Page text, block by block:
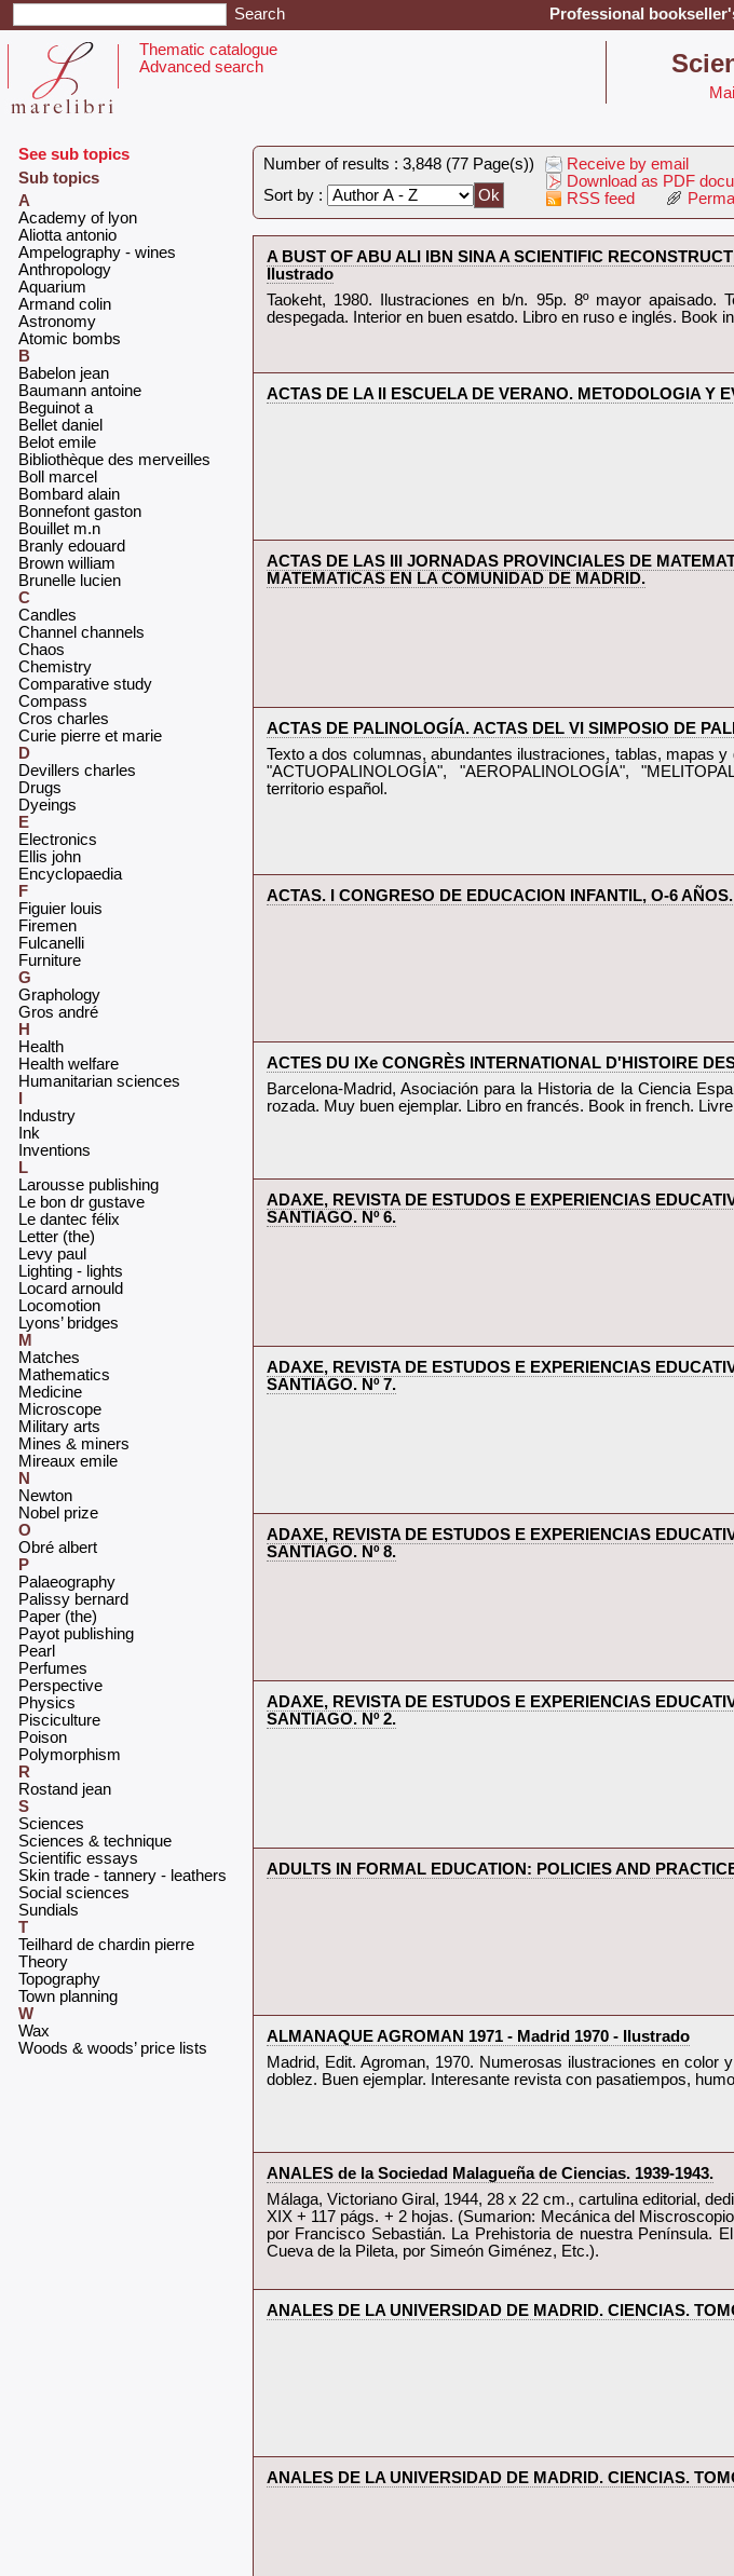
Professional
Thematic catalogue
Advanced search
See sub topics
Sub topics
A
‎Academy of lyon‎
‎Aliotta antonio‎
‎Ampelography - wines‎
‎Anthropology‎
‎Aquarium‎
‎Armand colin‎
‎Astronomy‎
‎Atomic bombs‎
B
‎Babelon jean ‎
‎Baumann antoine‎
‎Beguinot a‎
‎Bellet daniel‎
‎Belot emile‎
‎Bibliothèque des merveilles‎
‎Boll marcel‎
‎Bombard alain‎
‎Bonnefont gaston‎
‎Bouillet m.n‎
‎Branly edouard‎
‎Brown william‎
‎Brunelle lucien‎
C
‎Candles‎
‎Channel channels‎
‎Chaos‎
‎Chemistry‎
‎Comparative study‎
‎Compass‎
‎Cros charles‎
‎Curie pierre et marie‎
D
‎Devillers charles‎
‎Drugs‎
‎Dyeings‎
E
‎Electronics‎
‎Ellis john‎
‎Encyclopaedia‎
F
‎Figuier louis‎
‎Firemen‎
‎Fulcanelli‎
‎Furniture‎
G
‎Graphology‎
‎Gros andré‎
H
‎Health‎
‎Health welfare‎
‎Humanitarian sciences‎
‎Industry‎
‎Ink‎
‎Inventions‎
L
‎Larousse publishing‎
‎Le bon dr gustave‎
‎Le dantec félix‎
‎Letter (the)‎
‎Levy paul‎
‎Lighting - lights‎
‎Locard arnould‎
‎Locomotion‎
‎Lyons’ bridges‎
M
‎Matches‎
‎Mathematics‎
‎Medicine‎
‎Microscope‎
‎Military arts‎
‎Mines & miners‎
‎Mireaux emile‎
N
‎Newton‎
‎Nobel prize‎
O
‎Obré albert‎
P
‎Palaeography‎
‎Palissy bernard‎
‎Paper (the)‎
‎Payot publishing‎
‎Pearl‎
‎Perfumes‎
‎Perspective‎
‎Physics‎
‎Pisciculture‎
‎Poison‎
‎Polymorphism‎
R
‎Rostand jean‎
S
‎Sciences‎
‎Sciences & technique‎
‎Scientific essays‎
‎Skin trade - tannery - leathers‎
‎Social sciences‎
‎Sundials‎
T
‎Teilhard de chardin pierre‎
‎Theory‎
‎Topography‎
‎Town planning‎
W
‎Wax‎
‎Woods & woods’ price lists‎
Number of results : 3,848 (77 Page(s))
Sort by :
Receive by email
Download as PDF
RSS feed
‎A BUST OF ABU ALI IBN SINA A SCIENTIFIC
Ilustrado‎
‎Taokeht, 1980. Ilustraciones en b/n. 95p. 8º mayor apaisado.
despegada. Interior en buen esatdo. Libro en ruso e inglés. Book
‎ACTAS DE LA II ESCUELA DE VERANO. METODOLOGIA Y
‎ACTAS DE LAS III JORNADAS PROVINCIALES DE
MATEMATICAS EN LA COMUNIDAD DE MADRID.‎
‎ACTAS DE PALINOLOGÍA. ACTAS DEL VI SIMPOSIO DE
‎Texto a dos columnas, abundantes ilustraciones, tablas, mapas
"ACTUOPALINOLOGÍA", "AEROPALINOLOGÍA",
territorio español.‎
‎ACTAS. I CONGRESO DE EDUCACION INFANTIL, O-6 AÑOS.‎
‎ACTES DU IXe CONGRÈS INTERNATIONAL D'HISTOIRE
‎Barcelona-Madrid, Asociación para la Historia de la Ciencia
rozada. Muy buen ejemplar. Libro en francés. Book in french.
‎ADAXE, REVISTA DE ESTUDOS E EXPERIENCIAS
SANTIAGO. Nº 6.‎
‎ADAXE, REVISTA DE ESTUDOS E EXPERIENCIAS
SANTIAGO. Nº 7.‎
‎ADAXE, REVISTA DE ESTUDOS E EXPERIENCIAS
SANTIAGO. Nº 8.‎
‎ADAXE, REVISTA DE ESTUDOS E EXPERIENCIAS
SANTIAGO. Nº 2.‎
‎ADULTS IN FORMAL EDUCATION: POLICIES AND
‎ALMANAQUE AGROMAN 1971 - Madrid 1970 - Ilustrado‎
‎Madrid, Edit. Agroman, 1970. Numerosas ilustraciones en
doblez. Buen ejemplar. Interesante revista con pasatiempos,
‎ANALES de la Sociedad Malagueña de Ciencias. 1939-1943.‎
‎Málaga, Victoriano Giral, 1944, 28 x 22 cm., cartulina editorial,
XIX + 117 págs. + 2 hojas. (Sumarion: Mecánica del
por Francisco Sebastián. La Prehistoria de nuestra Península.
Cueva de la Pileta, por Simeón Giménez, Etc.).‎
‎ANALES DE LA UNIVERSIDAD DE MADRID. CIENCIAS.
‎ANALES DE LA UNIVERSIDAD DE MADRID. CIENCIAS.